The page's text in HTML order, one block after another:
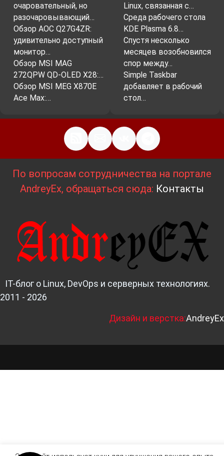
очаровательный, но
разочаровывающий…
Обзор AOC Q27G4ZR:
удивительно доступный
монитор…
Обзор MSI MAG
272QPW QD-OLED X28:…
Обзор MSI MEG X870E
Ace Max:…
Linux, связанная с…
Среда рабочего стола
KDE Plasma 6.8…
Спустя несколько
месяцев возобновился
спор между…
Simple Taskbar
добавляет в рабочий
стол…
По вопросам сотрудничества на портале
AndreyEx, обращаться сюда: Контакты
IT-блог о Linux, DevOps и серверных технологиях.
2011 - 2026
Дизайн и верстка:AndreyEx